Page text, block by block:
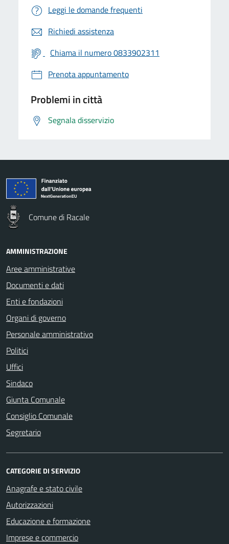
Leggi le domande frequenti
Richiedi assistenza
Chiama il numero 0833902311
Prenota appuntamento
Problemi in città
Segnala disservizio
Comune di Racale
AMMINISTRAZIONE
Aree amministrative
Documenti e dati
Enti e fondazioni
Organi di governo
Personale amministrativo
Politici
Uffici
Sindaco
Giunta Comunale
Consiglio Comunale
Segretario
CATEGORIE DI SERVIZIO
Anagrafe e stato civile
Autorizzazioni
Educazione e formazione
Imprese e commercio